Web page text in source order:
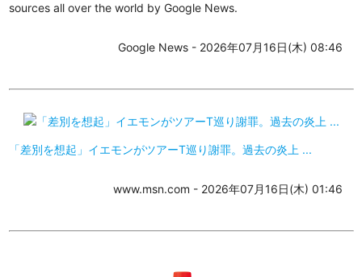
sources all over the world by Google News.
Google News - 2026年07月16日(木) 08:46
「差別を想起」イエモンがツアーT巡り謝罪。過去の炎上 ...
www.msn.com - 2026年07月16日(木) 01:46